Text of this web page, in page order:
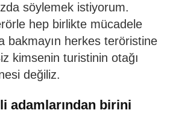
söylemek istiyorum.
hep birlikte mücadele
bakmayın herkes teröristine
kimsenin turistinin otağı
değiliz.
adamlarından birini